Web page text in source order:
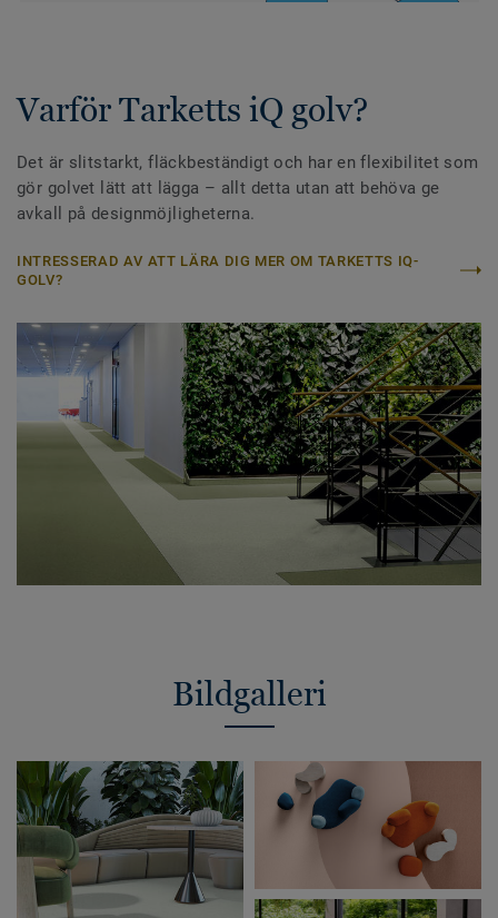
Varför Tarketts iQ golv?
Det är slitstarkt, fläckbeständigt och har en flexibilitet som
gör golvet lätt att lägga – allt detta utan att behöva ge
avkall på designmöjligheterna.
INTRESSERAD AV ATT LÄRA DIG MER OM TARKETTS IQ-
GOLV?
Bildgalleri